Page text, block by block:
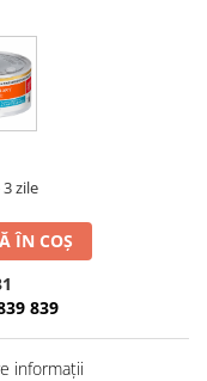
3 zile
ÎN COȘ
839
informații